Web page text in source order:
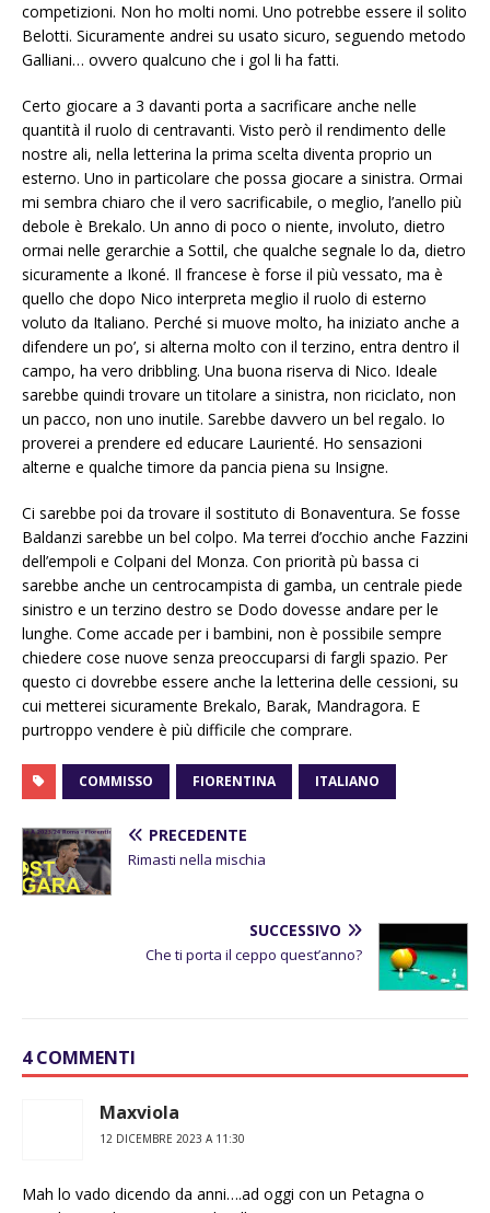
competizioni. Non ho molti nomi. Uno potrebbe essere il solito
Belotti. Sicuramente andrei su usato sicuro, seguendo metodo
Galliani… ovvero qualcuno che i gol li ha fatti.
Certo giocare a 3 davanti porta a sacrificare anche nelle
quantità il ruolo di centravanti. Visto però il rendimento delle
nostre ali, nella letterina la prima scelta diventa proprio un
esterno. Uno in particolare che possa giocare a sinistra. Ormai
mi sembra chiaro che il vero sacrificabile, o meglio, l’anello più
debole è Brekalo. Un anno di poco o niente, involuto, dietro
ormai nelle gerarchie a Sottil, che qualche segnale lo da, dietro
sicuramente a Ikoné. Il francese è forse il più vessato, ma è
quello che dopo Nico interpreta meglio il ruolo di esterno
voluto da Italiano. Perché si muove molto, ha iniziato anche a
difendere un po’, si alterna molto con il terzino, entra dentro il
campo, ha vero dribbling. Una buona riserva di Nico. Ideale
sarebbe quindi trovare un titolare a sinistra, non riciclato, non
un pacco, non uno inutile. Sarebbe davvero un bel regalo. Io
proverei a prendere ed educare Laurienté. Ho sensazioni
alterne e qualche timore da pancia piena su Insigne.
Ci sarebbe poi da trovare il sostituto di Bonaventura. Se fosse
Baldanzi sarebbe un bel colpo. Ma terrei d’occhio anche Fazzini
dell’empoli e Colpani del Monza. Con priorità pù bassa ci
sarebbe anche un centrocampista di gamba, un centrale piede
sinistro e un terzino destro se Dodo dovesse andare per le
lunghe. Come accade per i bambini, non è possibile sempre
chiedere cose nuove senza preoccuparsi di fargli spazio. Per
questo ci dovrebbe essere anche la letterina delle cessioni, su
cui metterei sicuramente Brekalo, Barak, Mandragora. E
purtroppo vendere è più difficile che comprare.
COMMISSO FIORENTINA ITALIANO
PRECEDENTE
Rimasti nella mischia
SUCCESSIVO
Che ti porta il ceppo quest’anno?
4 COMMENTI
Maxviola
12 DICEMBRE 2023 A 11:30
Mah lo vado dicendo da anni….ad oggi con un Petagna o